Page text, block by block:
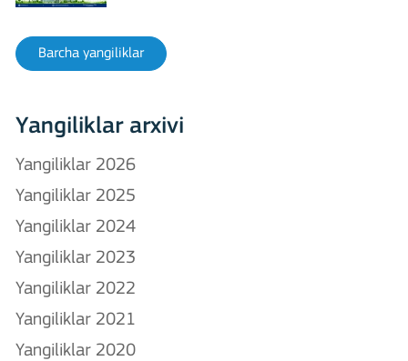
Barcha yangiliklar
Yangiliklar arxivi
Yangiliklar 2026
Yangiliklar 2025
Yangiliklar 2024
Yangiliklar 2023
Yangiliklar 2022
Yangiliklar 2021
Yangiliklar 2020